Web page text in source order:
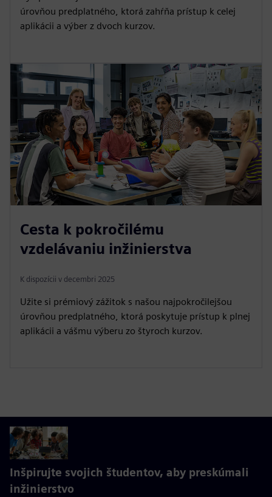
úrovňou predplatného, ktorá zahŕňa prístup k celej
aplikácii a výber z dvoch kurzov.
Cesta k pokročilému
vzdelávaniu inžinierstva
K dispozícii v decembri 2025
Užite si prémiový zážitok s našou najpokročilejšou
úrovňou predplatného, ktorá poskytuje prístup k plnej
aplikácii a vášmu výberu zo štyroch kurzov.
Inšpirujte svojich študentov, aby preskúmali
inžinierstvo